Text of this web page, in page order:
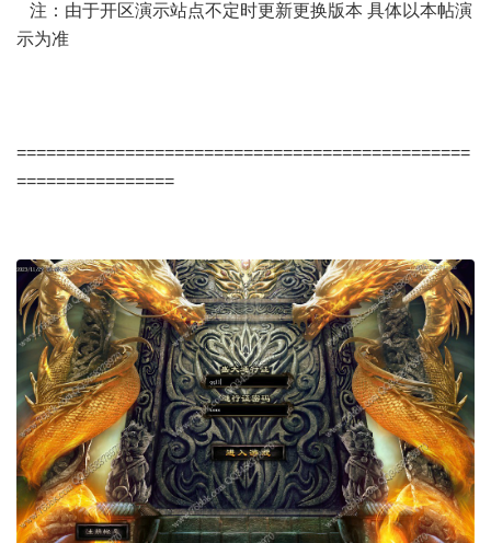
注：由于开区演示站点不定时更新更换版本 具体以本帖演
示为准
==============================================
================